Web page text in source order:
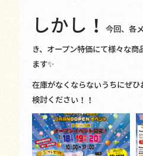
しかし！今回、各
き、オープン特価にて様々な商
ます✨
在庫がなくならないうちにぜ
検討ください！！